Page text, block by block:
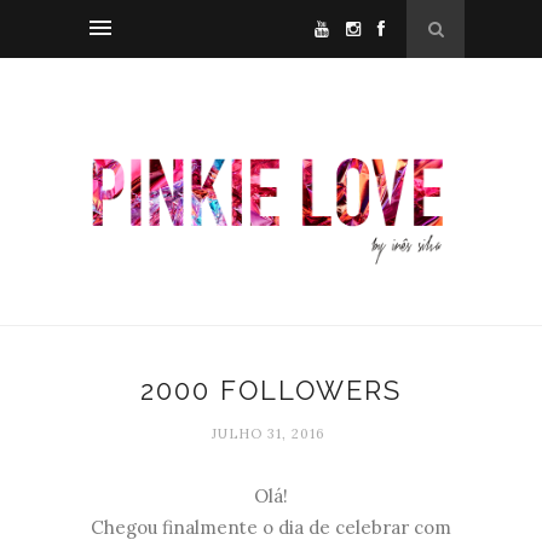
2000 FOLLOWERS
JULHO 31, 2016
Olá!
Chegou finalmente o dia de celebrar com